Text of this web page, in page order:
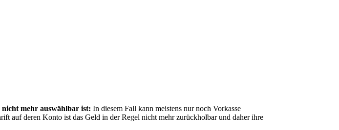
mehr auswählbar ist: In diesem Fall kann meistens nur noch Vorkasse
auf deren Konto ist das Geld in der Regel nicht mehr zurückholbar und daher ihre